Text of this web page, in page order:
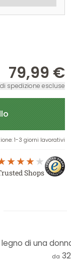
79,99 €
spedizione escluse
: 1-3 giorni lavorativi
Shops
da